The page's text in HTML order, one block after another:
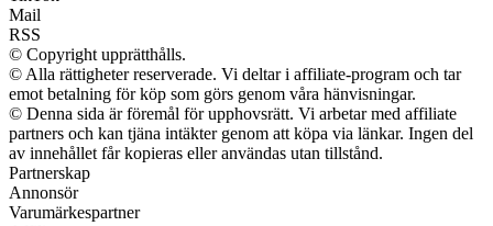
Mail
RSS
© Copyright upprätthålls.
© Alla rättigheter reserverade. Vi deltar i affiliate-program och tar
emot betalning för köp som görs genom våra hänvisningar.
© Denna sida är föremål för upphovsrätt. Vi arbetar med affiliate
partners och kan tjäna intäkter genom att köpa via länkar. Ingen del
av innehållet får kopieras eller användas utan tillstånd.
Partnerskap
Annonsör
Varumärkespartner